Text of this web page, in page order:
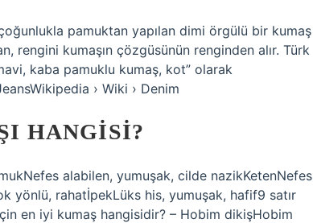
pamuktan yapılan dimi örgülü bir kumaş
rengini kumaşın çözgüsünün renginden alır. Türk
kaba pamuklu kumaş, kot” olarak
› Wiki › Denim
HANGISI?
alabilen, yumuşak, cilde nazikKetenNefes
yönlü, rahatİpekLüks his, yumuşak, hafif9 satır
en iyi kumaş hangisidir? – Hobim dikişHobim